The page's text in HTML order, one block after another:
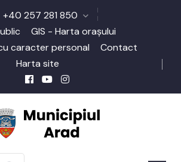
+40 257 281 850
GIS - Harta orașului
caracter personal
Contact
Harta site